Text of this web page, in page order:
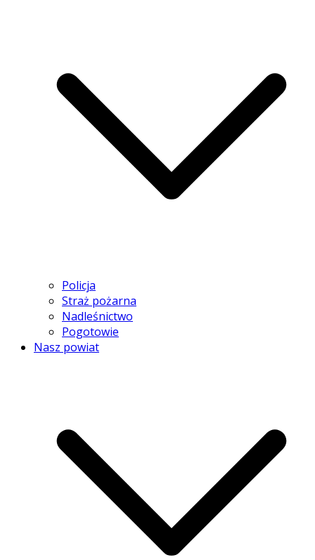
Policja
Straż pożarna
Nadleśnictwo
Pogotowie
Nasz powiat